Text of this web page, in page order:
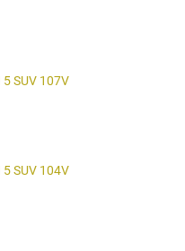
SUV 107V
SUV 104V